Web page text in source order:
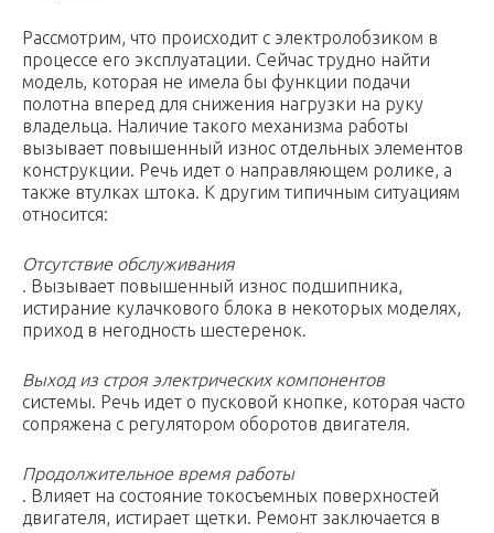
Рассмотрим, что происходит с электролобзиком в
процессе его эксплуатации. Сейчас трудно найти
модель, которая не имела бы функции подачи
полотна вперед для снижения нагрузки на руку
владельца. Наличие такого механизма работы
вызывает повышенный износ отдельных элементов
конструкции. Речь идет о направляющем ролике, а
также втулках штока. К другим типичным ситуациям
относится:
Отсутствие обслуживания
. Вызывает повышенный износ подшипника,
истирание кулачкового блока в некоторых моделях,
приход в негодность шестеренок.
Выход из строя электрических компонентов
системы. Речь идет о пусковой кнопке, которая часто
сопряжена с регулятором оборотов двигателя.
Продолжительное время работы
. Влияет на состояние токосъемных поверхностей
двигателя, истирает щетки. Ремонт заключается в